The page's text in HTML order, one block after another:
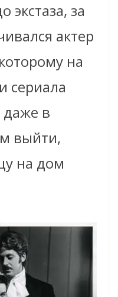
экстаза, за
актер
на
сериала
в
выйти,
на дом